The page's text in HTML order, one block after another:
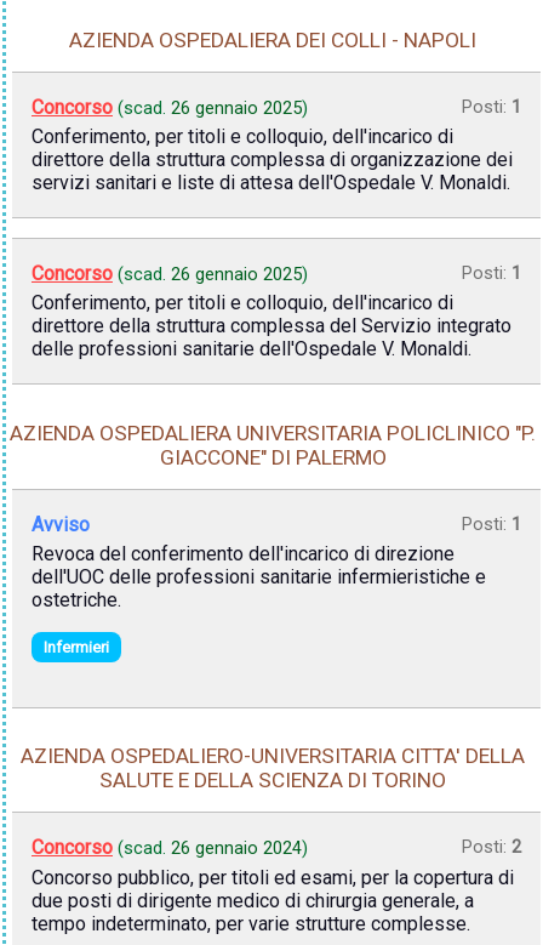
AZIENDA OSPEDALIERA DEI COLLI - NAPOLI
Concorso (scad. 26 gennaio 2025) Posti: 1
Conferimento, per titoli e colloquio, dell'incarico di
direttore della struttura complessa di organizzazione dei
servizi sanitari e liste di attesa dell'Ospedale V. Monaldi.
Concorso (scad. 26 gennaio 2025) Posti: 1
Conferimento, per titoli e colloquio, dell'incarico di
direttore della struttura complessa del Servizio integrato
delle professioni sanitarie dell'Ospedale V. Monaldi.
AZIENDA OSPEDALIERA UNIVERSITARIA POLICLINICO "P.
GIACCONE" DI PALERMO
Avviso Posti: 1
Revoca del conferimento dell'incarico di direzione
dell'UOC delle professioni sanitarie infermieristiche e
ostetriche.
Infermieri
AZIENDA OSPEDALIERO-UNIVERSITARIA CITTA' DELLA
SALUTE E DELLA SCIENZA DI TORINO
Concorso (scad. 26 gennaio 2024) Posti: 2
Concorso pubblico, per titoli ed esami, per la copertura di
due posti di dirigente medico di chirurgia generale, a
tempo indeterminato, per varie strutture complesse.